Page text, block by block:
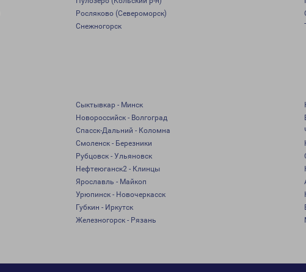
Росляково (Североморск)
Снежногорск
Сыктывкар - Минск
Новороссийск - Волгоград
Спасск-Дальний - Коломна
Смоленск - Березники
Рубцовск - Ульяновск
Нефтеюганск2 - Клинцы
Ярославль - Майкоп
Урюпинск - Новочеркасск
Губкин - Иркутск
Железногорск - Рязань